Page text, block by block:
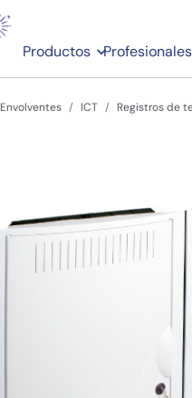
Productos Profesionales
Envolventes ICT Registros de